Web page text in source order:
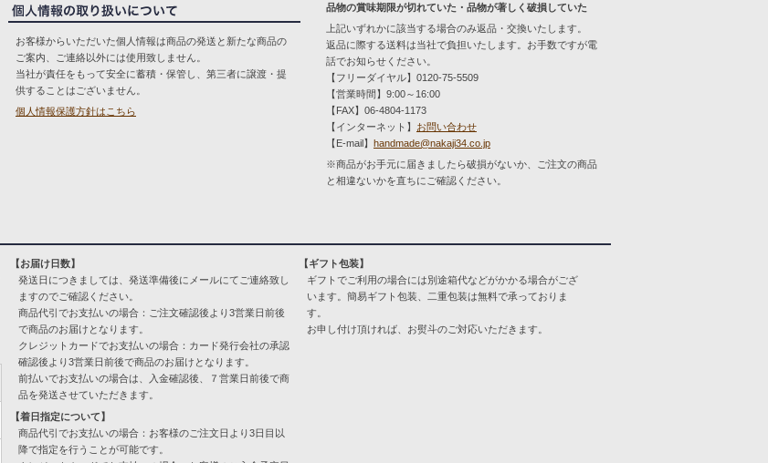
お客様からいただいた個人情報は商品の発送と新たな商品の
ご案内、ご連絡以外には使用致しません。
当社が責任をもって安全に蓄積・保管し、第三者に譲渡・提
供することはございません。
個人情報保護方針はこちら
品物の賞味期限が切れていた・品物が著しく破損していた
上記いずれかに該当する場合のみ返品・交換いたします。
返品に際する送料は当社で負担いたします。お手数ですが電
話でお知らせください。
【フリーダイヤル】0120-75-5509
【営業時間】9:00～16:00
【FAX】06-4804-1173
【インターネット】 お問い合わせ
【E-mail】 handmade@nakaji34.co.jp
※商品がお手元に届きましたら破損がないか、ご注文の商品
と相違ないかを直ちにご確認ください。
【お届け日数】
発送日につきましては、発送準備後にメールにてご連絡致し
ますのでご確認ください。
商品代引でお支払いの場合：ご注文確認後より3営業日前後
で商品のお届けとなります。
クレジットカードでお支払いの場合：カード発行会社の承認
確認後より3営業日前後で商品のお届けとなります。
前払いでお支払いの場合は、入金確認後、７営業日前後で商
品を発送させていただきます。
【着日指定について】
商品代引でお支払いの場合：お客様のご注文日より3日目以
降で指定を行うことが可能です。
【ギフト包装】
ギフトでご利用の場合には別途箱代などがかかる場合がござ
います。簡易ギフト包装、二重包装は無料で承っておりま
す。
お申し付け頂ければ、お熨斗のご対応いただきます。